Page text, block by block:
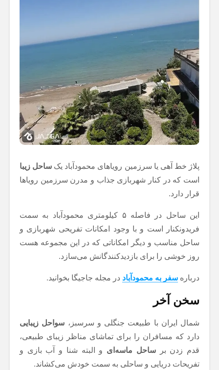
پلاژ خط آهی یا سرزمین رویاهای محمودآباد یک ساحل زیبا
است که در کنار شهربازی جذاب و مدرن سرزمین رویاها
قرار دارد.
این ساحل در فاصله ۵ کیلومتری محمودآباد به سمت
فریدونکنار است و با وجود امکانات تفریحی شهربازی و
ساحل مناسب و دیگر امکاناتی که در این مجموعه هست
روز خوشی را برای بازدیدکنندگانش می‌سازد.
درباره سفر به محمودآباد در مجله جاجیگا بخوانید.
سخن آخر
شمال ایران با طبیعت جنگلی و سرسبز، سواحل زیبایی
دارد که مسافران را برای تماشای مناظر زیبای طبیعی،
قدم زدن برساحل ماسه‌ای و البته شنا و آب بازی و
تفریحات دریایی و ساحلی به سمت خودش می‌کشاند.